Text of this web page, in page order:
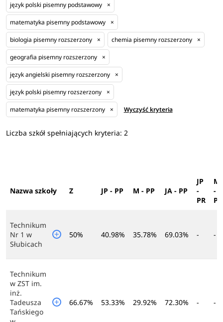
język polski pisemny podstawowy ×
matematyka pisemny podstawowy ×
biologia pisemny rozszerzony × chemia pisemny rozszerzony ×
geografia pisemny rozszerzony ×
język angielski pisemny rozszerzony ×
język polski pisemny rozszerzony ×
matematyka pisemny rozszerzony × Wyczyść kryteria
Liczba szkół spełniających kryteria: 2
Nazwa szkoły Z JP - PP M - PP JA - PP
JP
-
PR
M
-
PR
Technikum
Nr 1 w
Słubicach
50% 40.98% 35.78% 69.03% - -
Technikum
w ZST im.
inż.
Tadeusza
Tańskiego
66.67% 53.33% 29.92% 72.30% - -